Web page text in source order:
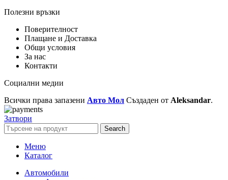
Полезни връзки
Поверителност
Плащане и Доставка
Общи условия
За нас
Контакти
Социални медии
Всички права запазени Авто Мол Създаден от Aleksandar.
Затвори
Search
Меню
Каталог
Автомобили